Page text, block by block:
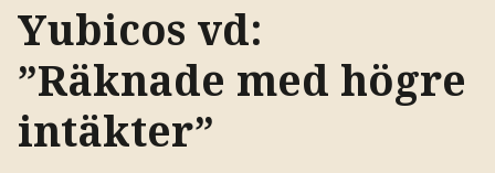
Yubicos vd:
”Räknade med högre
intäkter”